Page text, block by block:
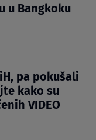
u Bangkoku
pa pokušali
kako su
VIDEO